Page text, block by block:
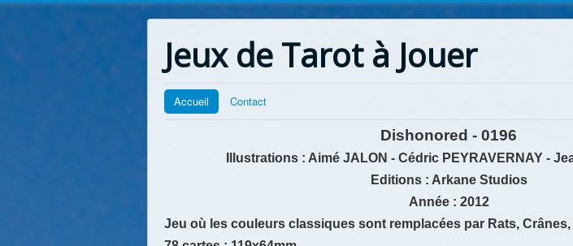
Jeux de Tarot à Jouer
Accueil Contact
Dishonored - 0196
Illustrations : Aimé JALON - Cédric PEYRAVERNAY -
Editions : Arkane Studios
Année : 2012
Jeu où les couleurs classiques sont remplacées par Rats,